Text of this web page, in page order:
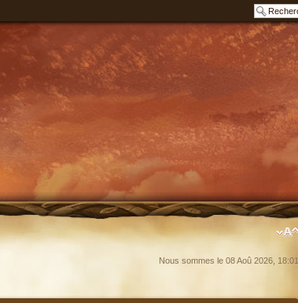
Nous sommes le 08 Aoû 2026, 18:01